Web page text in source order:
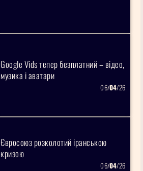
Google Vids тепер безплатний – відео,
музика і аватари
06/04/26
Євросоюз розколотий іранською
кризою
06/04/26